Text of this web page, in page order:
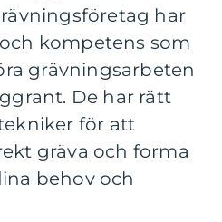
har
kompetens som
grävningsarbeten
De har rätt
för att
gräva och forma
behov och